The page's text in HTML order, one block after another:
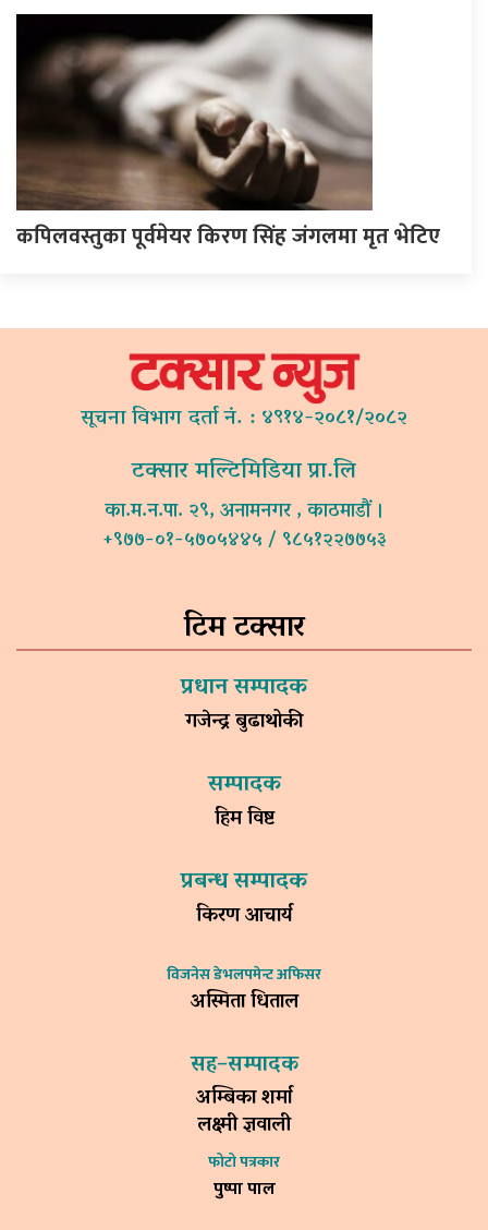
कपिलवस्तुका पूर्वमेयर किरण सिंह जंगलमा मृत भेटिए
सूचना विभाग दर्ता नं. : ४९१४-२०८१/२०८२
टक्सार मल्टिमिडिया प्रा.लि
का.म.न.पा. २९, अनामनगर , काठमाडौं ।
+९७७-०१-५७०५४४५ / ९८५१२२७७५३
टिम टक्सार
प्रधान सम्पादक
गजेन्द्र बुढाथोकी
सम्पादक
हिम विष्ट
प्रबन्ध सम्पादक
किरण आचार्य
विजनेस डेभलपमेन्ट अफिसर
अस्मिता धिताल
सह–सम्पादक
अम्बिका शर्मा
लक्ष्मी ज्ञवाली
फोटो पत्रकार
पुष्पा पाल